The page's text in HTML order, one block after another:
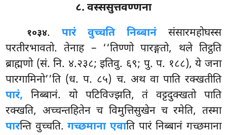
८. वस्ससुत्तवण्णना
१०३४. पारं वुच्चति निब्बानंसंसारमहोघस्स
परतीरभावतो. तेनाह – ‘‘तिण्णो पारङ्गतो, थले तिट्ठति
ब्राह्मणो (सं. नि. ४.२३८; इतिवु. ६९; पु. प. १८८), ये जना
पारगामिनो’’ति (ध. प. ८५) च. अथ वा पाति रक्खतीति
पारं, निब्बानं. यो पटिविज्झति, तं वट्टदुक्खतो पाति
रक्खति, अच्चन्तहितेन च विमुत्तिसुखेन च रमेति, तस्मा
पारन्ति वुच्चति.गच्छमाना एवाति पारं निब्बानं गच्छमाना